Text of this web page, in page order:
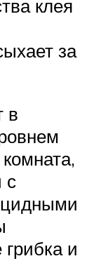
клея
за
в
с
и